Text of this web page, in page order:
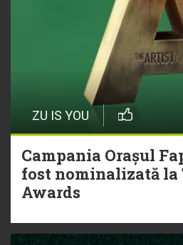
ZU IS YOU
Campania Orașul
fost nominalizată la
Awards